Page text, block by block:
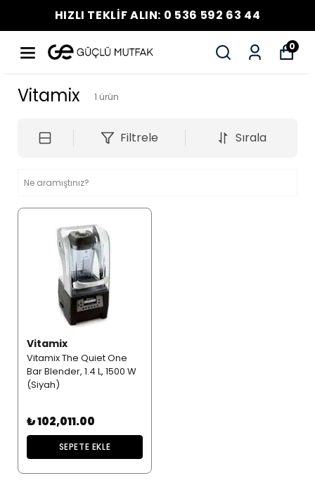
HIZLI TEKLİF ALIN: 0 536 592 63 44
0
Vitamix 1 ürün
Filtrele Sırala
Vitamix
Vitamix The Quiet One
Bar Blender, 1.4 L, 1500 W
(Siyah)
₺ 102,011.00
SEPETE EKLE